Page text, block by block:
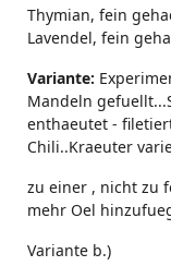
Thymian, fein
Lavendel, fein
Variante:
Mandeln
enthaeutet -
Chili..Kraeuter
zu einer , nicht zu
mehr Oel
Variante b.)